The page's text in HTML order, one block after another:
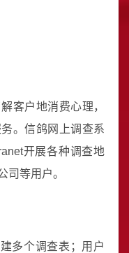
客户地消费心理，
。信鸽网上调查系
开展各种调查地
司等用户。
多个调查表；用户